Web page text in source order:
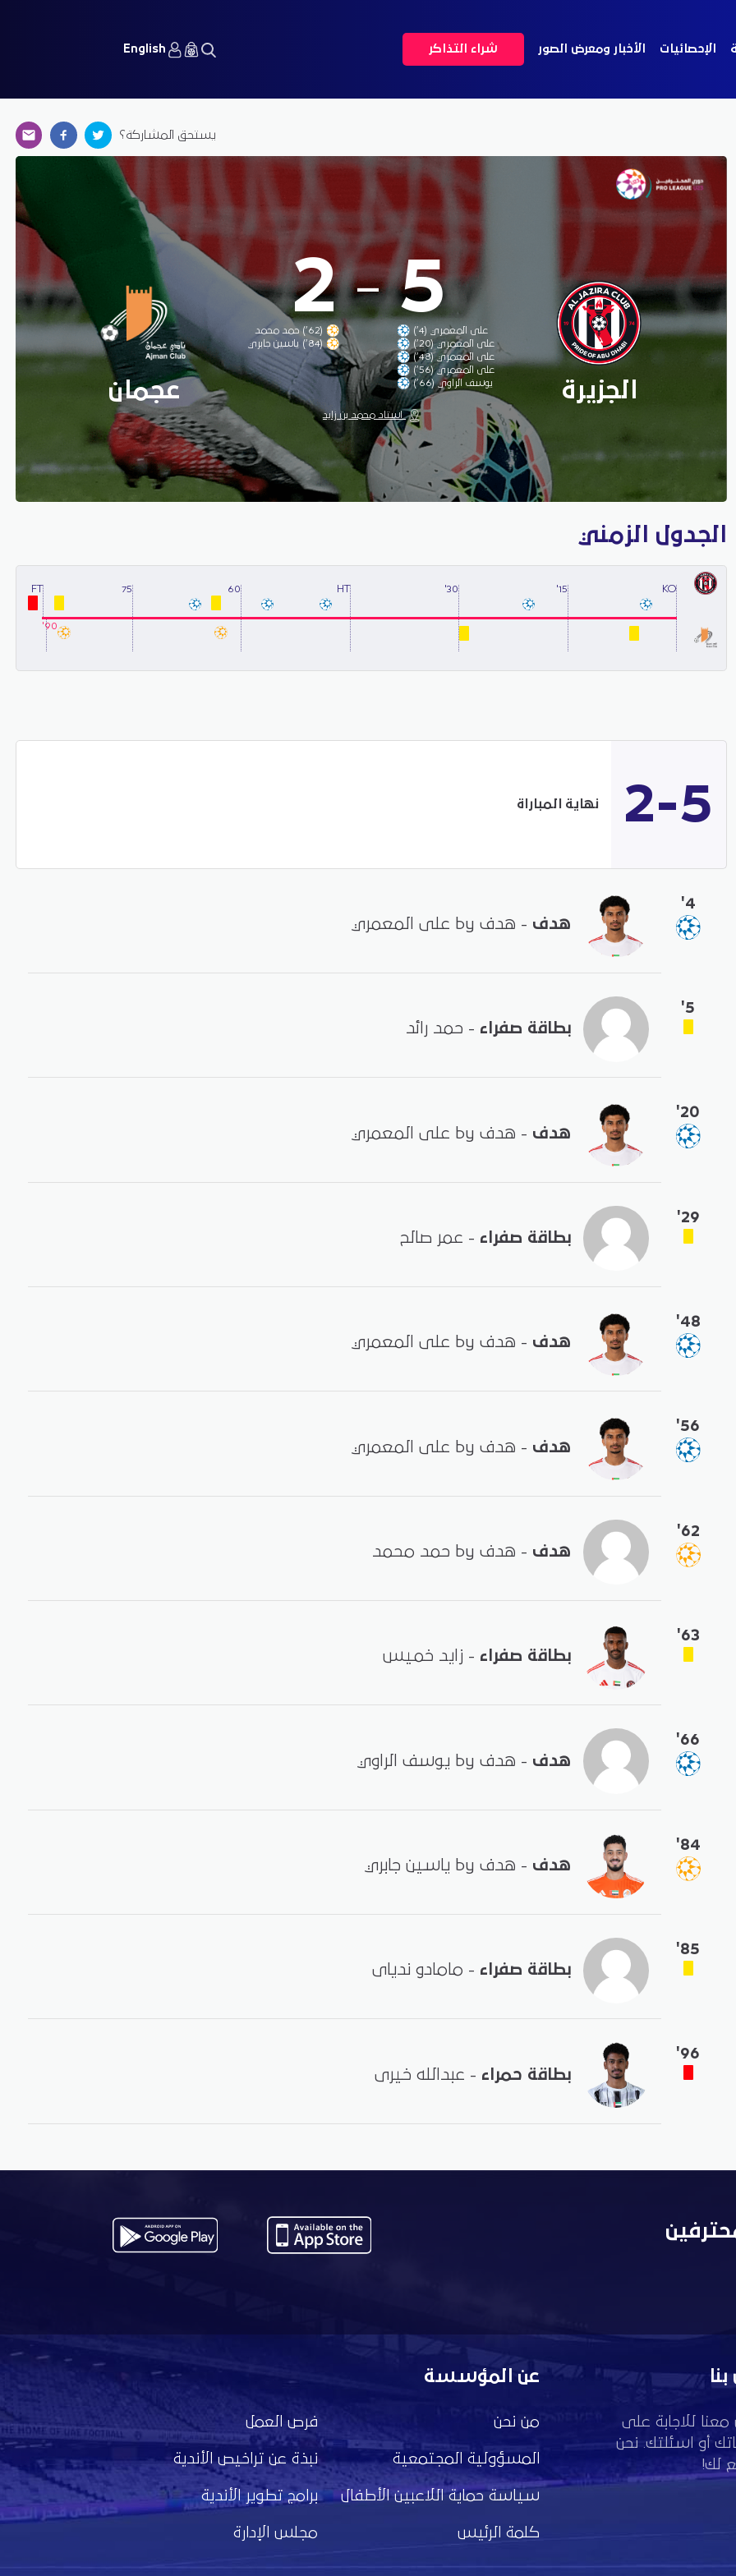
الإحصائيات الأخبار ومعرض الصور شراء التذاكر English
يستحق المشاركة؟
الجزيرة
5
على المعمري (4’)
على المعمري (20’)
على المعمري (48’)
على المعمري (56’)
يوسف الراوي (66’)
-
2
(62’) حمد محمد
(84’) ياسين جابري
استاد محمد بن زايد
عجمان
الجدول الزمني
KO
15'
30'
HT
60
75
FT
90'
2-5 نهاية المباراة
'4
هدف - هدف by على المعمري
'5
بطاقة صفراء - حمد رائد
'20
هدف - هدف by على المعمري
'29
بطاقة صفراء - عمر صالح
'48
هدف - هدف by على المعمري
'56
هدف - هدف by على المعمري
'62
هدف - هدف by حمد محمد
'63
بطاقة صفراء - زايد خميس
'66
هدف - هدف by يوسف الراوي
'84
هدف - هدف by ياسين جابري
'85
بطاقة صفراء - مامادو ندیاى
'96
بطاقة حمراء - عبدالله خيرى
للاجابة على
أو اسئلتك. نحن
لك!
عن المؤسسة
من نحن فرص العمل
المسؤولية المجتمعية نبذة عن تراخيص الأندية
سياسة حماية اللاعبين الأطفال برامج تطوير الأندية
كلمة الرئيس مجلس الإدارة